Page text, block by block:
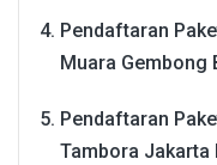
Pendaftaran
Muara Gembong
Pendaftaran
Tambora Jakarta